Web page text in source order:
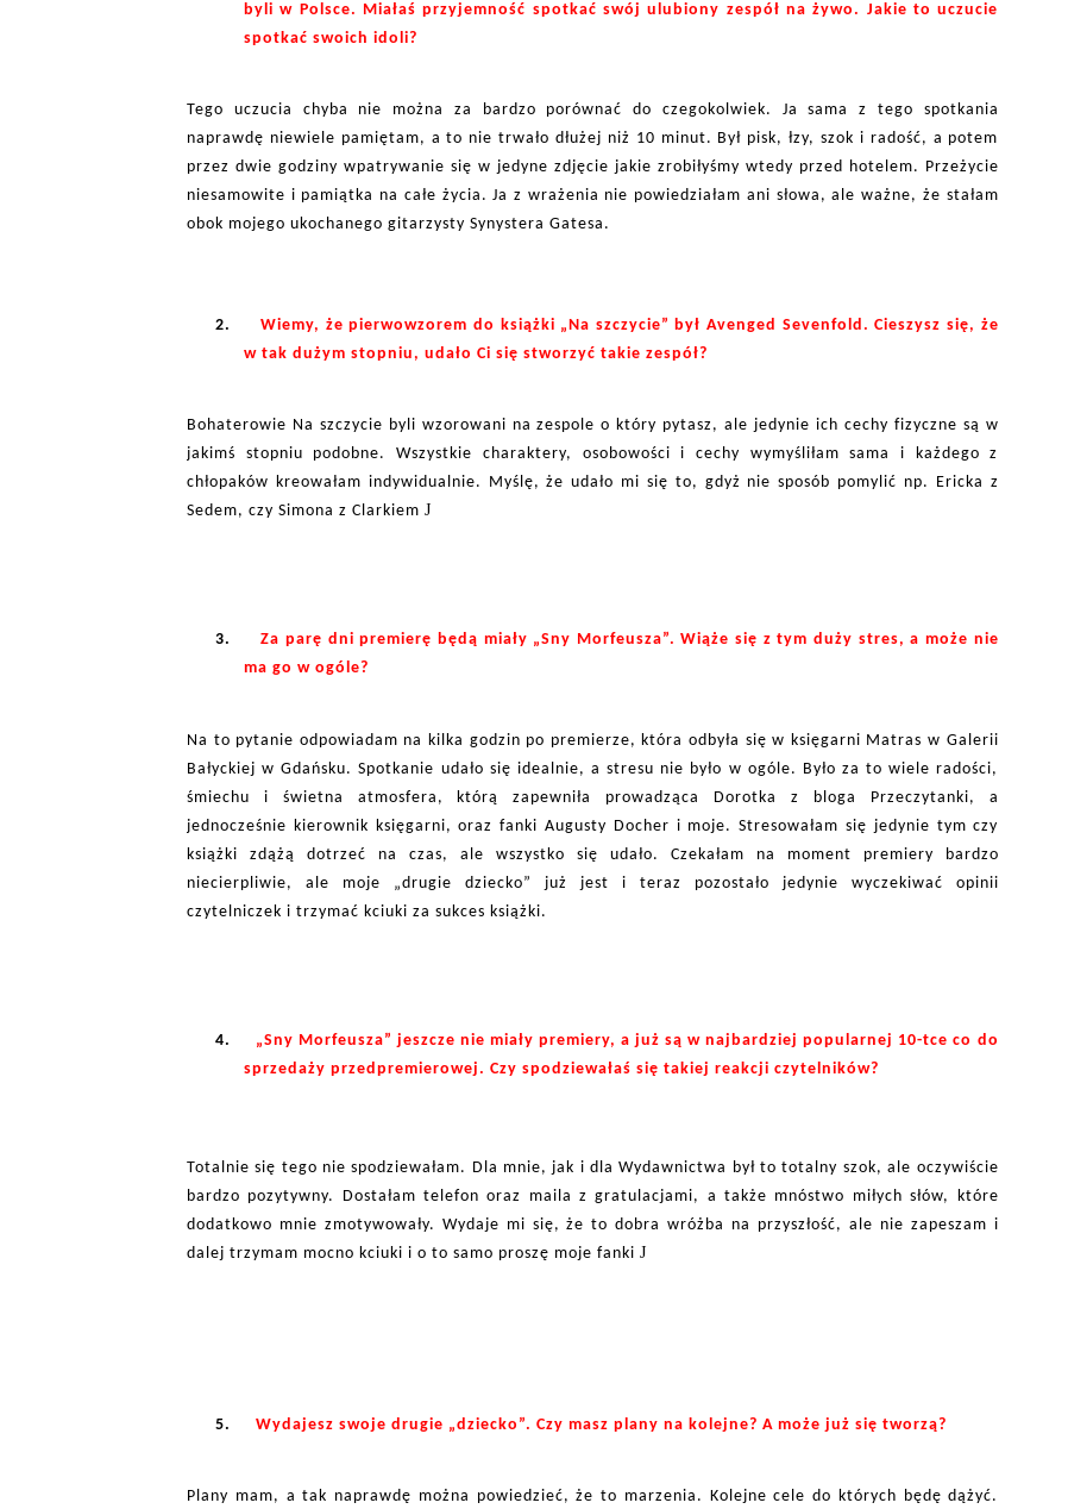
byli w Polsce. Miałaś przyjemność spotkać swój ulubiony zespół na żywo. Jakie to uczucie
spotkać swoich idoli?
Tego uczucia chyba nie można za bardzo porównać do czegokolwiek. Ja sama z tego spotkania
naprawdę niewiele pamiętam, a to nie trwało dłużej niż 10 minut. Był pisk, łzy, szok i radość, a potem
przez dwie godziny wpatrywanie się w jedyne zdjęcie jakie zrobiłyśmy wtedy przed hotelem. Przeżycie
niesamowite i pamiątka na całe życia. Ja z wrażenia nie powiedziałam ani słowa, ale ważne, że stałam
obok mojego ukochanego gitarzysty Synystera Gatesa.
2.
Wiemy, że pierwowzorem do książki „Na szczycie” był Avenged Sevenfold. Cieszysz się, że
w tak dużym stopniu, udało Ci się stworzyć takie zespół?
Bohaterowie Na szczycie byli wzorowani na zespole o który pytasz, ale jedynie ich cechy fizyczne są w
jakimś stopniu podobne. Wszystkie charaktery, osobowości i cechy wymyśliłam sama i każdego z
chłopaków kreowałam indywidualnie. Myślę, że udało mi się to, gdyż nie sposób pomylić np. Ericka z
Sedem, czy Simona z Clarkiem J
3.
Za parę dni premierę będą miały „Sny Morfeusza”. Wiąże się z tym duży stres, a może nie
ma go w ogóle?
Na to pytanie odpowiadam na kilka godzin po premierze, która odbyła się w księgarni Matras w Galerii
Bałyckiej w Gdańsku. Spotkanie udało się idealnie, a stresu nie było w ogóle. Było za to wiele radości,
śmiechu i świetna atmosfera, którą zapewniła prowadząca Dorotka z bloga Przeczytanki, a
jednocześnie kierownik księgarni, oraz fanki Augusty Docher i moje. Stresowałam się jedynie tym czy
książki zdążą dotrzeć na czas, ale wszystko się udało. Czekałam na moment premiery bardzo
niecierpliwie, ale moje „drugie dziecko” już jest i teraz pozostało jedynie wyczekiwać opinii
czytelniczek i trzymać kciuki za sukces książki.
4.
„Sny Morfeusza” jeszcze nie miały premiery, a już są w najbardziej popularnej 10-tce co do
sprzedaży przedpremierowej. Czy spodziewałaś się takiej reakcji czytelników?
Totalnie się tego nie spodziewałam. Dla mnie, jak i dla Wydawnictwa był to totalny szok, ale oczywiście
bardzo pozytywny. Dostałam telefon oraz maila z gratulacjami, a także mnóstwo miłych słów, które
dodatkowo mnie zmotywowały. Wydaje mi się, że to dobra wróżba na przyszłość, ale nie zapeszam i
dalej trzymam mocno kciuki i o to samo proszę moje fanki J
5. Wydajesz swoje drugie „dziecko”. Czy masz plany na kolejne? A może już się tworzą?
Plany mam, a tak naprawdę można powiedzieć, że to marzenia. Kolejne cele do których będę dążyć.